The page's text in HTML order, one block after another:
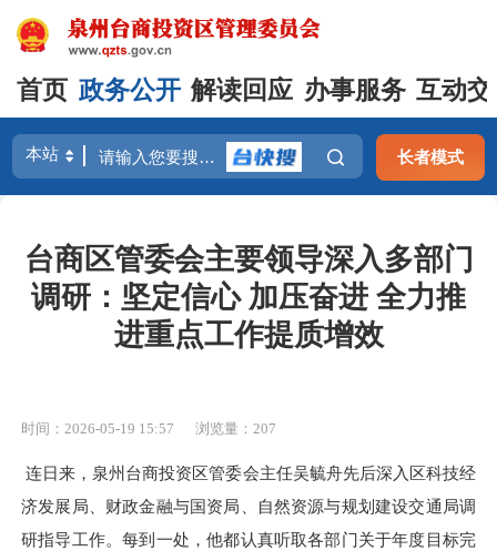
首页 政务公开 解读回应 办事服务 互动
长者模式
台商区管委会主要领导深入多部门
调研：坚定信心 加压奋进 全力推
进重点工作提质增效
时间：2026-05-19 15:57 浏览量： 207
连日来，泉州台商投资区管委会主任吴毓舟先后深入区科技经
济发展局、财政金融与国资局、自然资源与规划建设交通局调
研指导工作。每到一处，他都认真听取各部门关于年度目标完